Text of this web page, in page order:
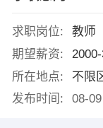
求职岗位:
教师
期望薪资:
所在地点:
不限
发布时间:
08-09